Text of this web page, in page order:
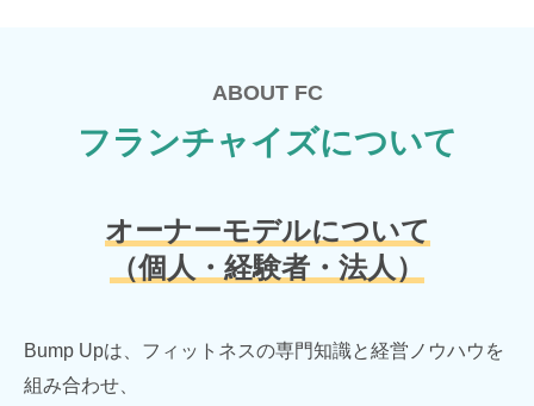
ABOUT FC
フランチャイズについて
オーナーモデルについて
（個人・経験者・法人）
Bump Upは、フィットネスの専門知識と経営ノウハウを
組み合わせ、